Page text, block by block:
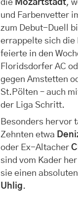
die Mozartstadt,
und Farbenvetter
zum Debut-Duell
errappelte sich die
feierte in den
Floridsdorfer AC
gegen Amstetten
St.Pölten – auch
der Liga Schritt.
Besonders hervor
Zehnten etwa
oder Ex-Altacher
sind vom Kader
sie einen
Uhlig.